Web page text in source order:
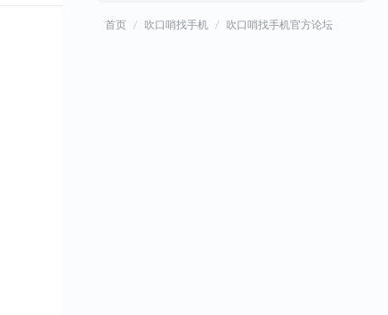
首页 吹口哨找手机 吹口哨找手机官方论坛